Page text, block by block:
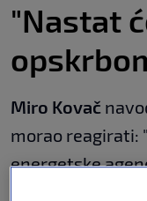
"Nastat
Miro Kovač
morao reagirati:
energetske